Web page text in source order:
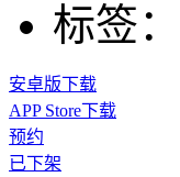
标签：
安卓版下载
APP Store下载
预约
已下架